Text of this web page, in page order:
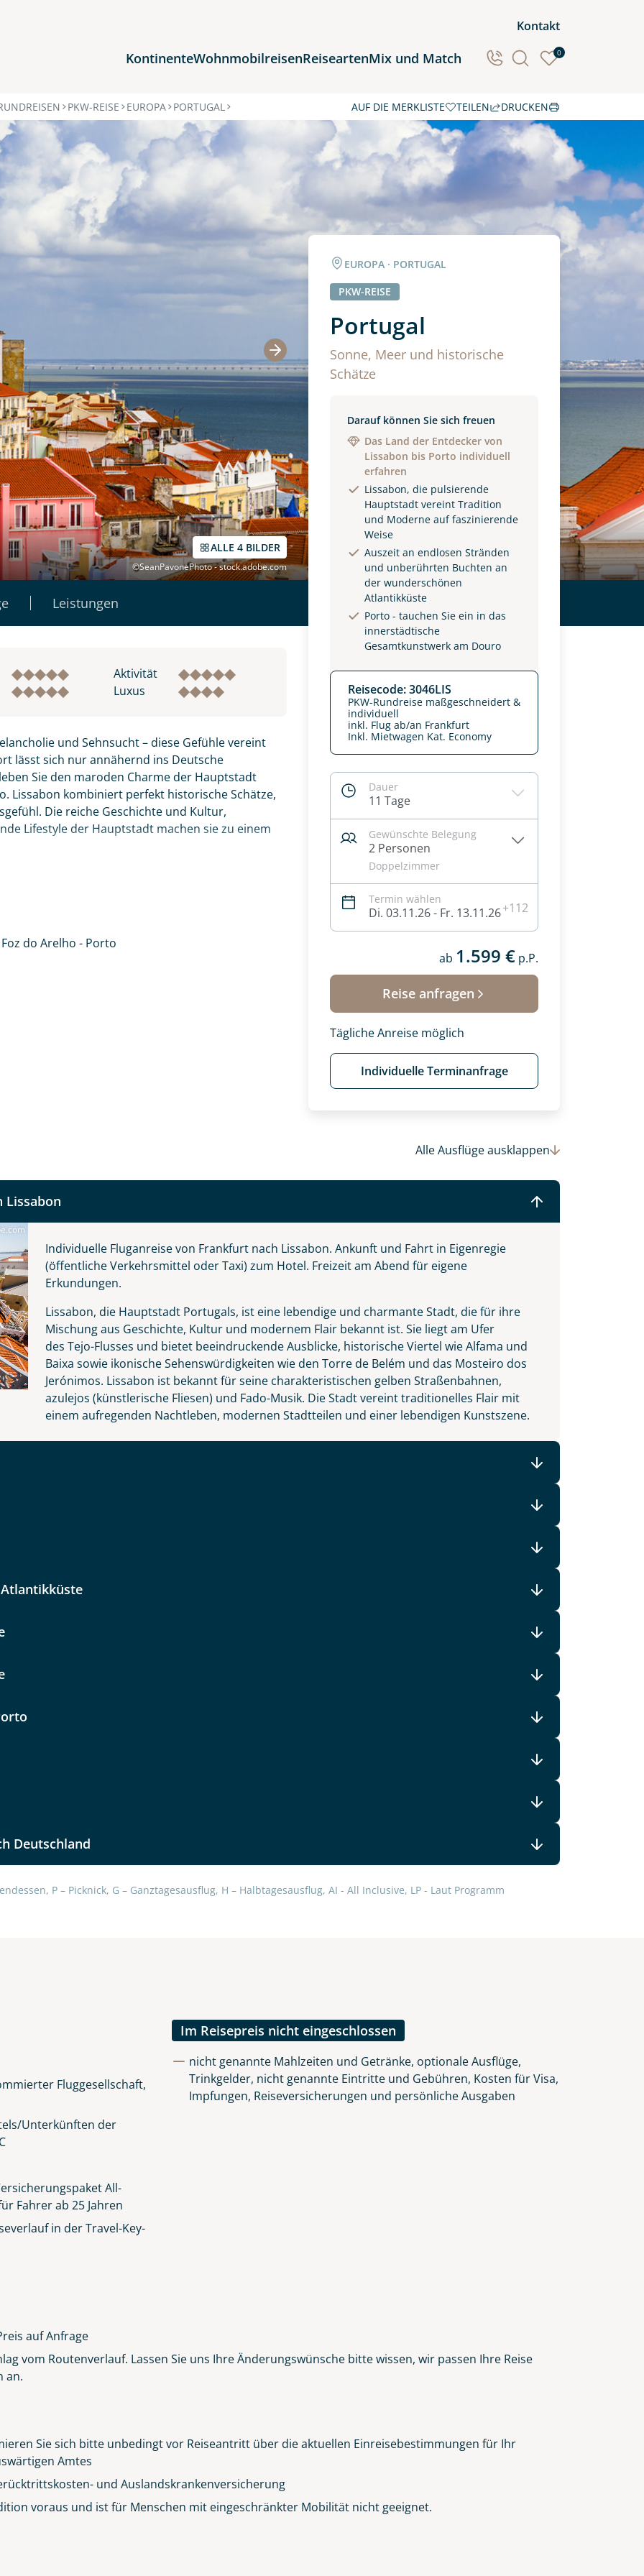
Kontakt
KontinenteWohnmobilreisenReiseartenMix und Match 0
Reiseziele
Afrika
Asien
Europa
Nordamerika
Ozeanien
Südamerika
PKW-REISE EUROPA PORTUGAL AUF DIE MERKLISTE TEILEN
Instagram
DRUCKEN
ALLE 4 BILDER
©SeanPavonePhoto - stock.adobe.com
Leistungen
EUROPA · PORTUGAL
PKW-REISE
Portugal
Sonne, Meer und historische
Schätze
Darauf können Sie sich freuen
Das Land der Entdecker von
Lissabon bis Porto individuell
erfahren
Lissabon, die pulsierende
Hauptstadt vereint Tradition
und Moderne auf faszinierende
Weise
Auszeit an endlosen Stränden
und unberührten Buchten an
der wunderschönen
Atlantikküste
Porto - tauchen Sie ein in das
innerstädtische
Gesamtkunstwerk am Douro
Reisecode: 3046LIS
PKW-Rundreise maßgeschneidert &
individuell
inkl. Flug ab/an Frankfurt
Inkl. Mietwagen Kat. Economy
Dauer
11 Tage
wählen
Gewünschte Belegung
2 Personen
Doppelzimmer
Termin wählen
Di. 03.11.26 - Fr. 13.11.26+112
ab 1.599 € p.P.
Reise anfragen
Tägliche Anreise möglich
Individuelle Terminanfrage
Aktivität
Luxus
und Sehnsucht – diese Gefühle vereint
lässt sich nur annähernd ins Deutsche
Sie den maroden Charme der Hauptstadt
Lissabon kombiniert perfekt historische Schätze,
Die reiche Geschichte und Kultur,
Lifestyle der Hauptstadt machen sie zu einem
die Emotionen von Portugal zu spüren.
do Arelho - Porto
Alle Ausflügeausklappen
Lissabon
Individuelle Fluganreise von Frankfurt nach Lissabon. Ankunft und Fahrt in Eigenregie
(öffentliche Verkehrsmittel oder Taxi) zum Hotel. Freizeit am Abend für eigene
Erkundungen.
Lissabon, die Hauptstadt Portugals, ist eine lebendige und charmante Stadt, die für ihre
Mischung aus Geschichte, Kultur und modernem Flair bekannt ist. Sie liegt am Ufer
des Tejo-Flusses und bietet beeindruckende Ausblicke, historische Viertel wie Alfama und
Baixa sowie ikonische Sehenswürdigkeiten wie den Torre de Belém und das Mosteiro dos
Jerónimos. Lissabon ist bekannt für seine charakteristischen gelben Straßenbahnen,
azulejos (künstlerische Fliesen) und Fado-Musik. Die Stadt vereint traditionelles Flair mit
einem aufregenden Nachtleben, modernen Stadtteilen und einer lebendigen Kunstszene.
Deutschland
P – Picknick, G – Ganztagesausflug, H – Halbtagesausflug, AI - All Inclusive, LP - Laut Programm
Fluggesellschaft,
Unterkünften der
All-
Fahrer ab 25 Jahren
in der Travel-Key-
Im Reisepreis nicht eingeschlossen
nicht genannte Mahlzeiten und Getränke, optionale Ausflüge,
Trinkgelder, nicht genannte Eintritte und Gebühren, Kosten für Visa,
Impfungen, Reiseversicherungen und persönliche Ausgaben
auf Anfrage
vom Routenverlauf. Lassen Sie uns Ihre Änderungswünsche bitte wissen, wir passen Ihre Reise
an.
Sie sich bitte unbedingt vor Reiseantritt über die aktuellen Einreisebestimmungen für Ihr
Amtes
und Auslandskrankenversicherung
voraus und ist für Menschen mit eingeschränkter Mobilität nicht geeignet.
Ihr Urlaub - so individuell wie Sie. Teilen Sie uns Ihre Wunschtermine für die Reise
kontaktieren Sie, um alles Weitere zu besprechen. Gemeinsam gestalten wir Ihre
Anzahl Kinder Alter
sehr wichtig!